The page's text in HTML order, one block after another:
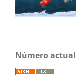
Número actual